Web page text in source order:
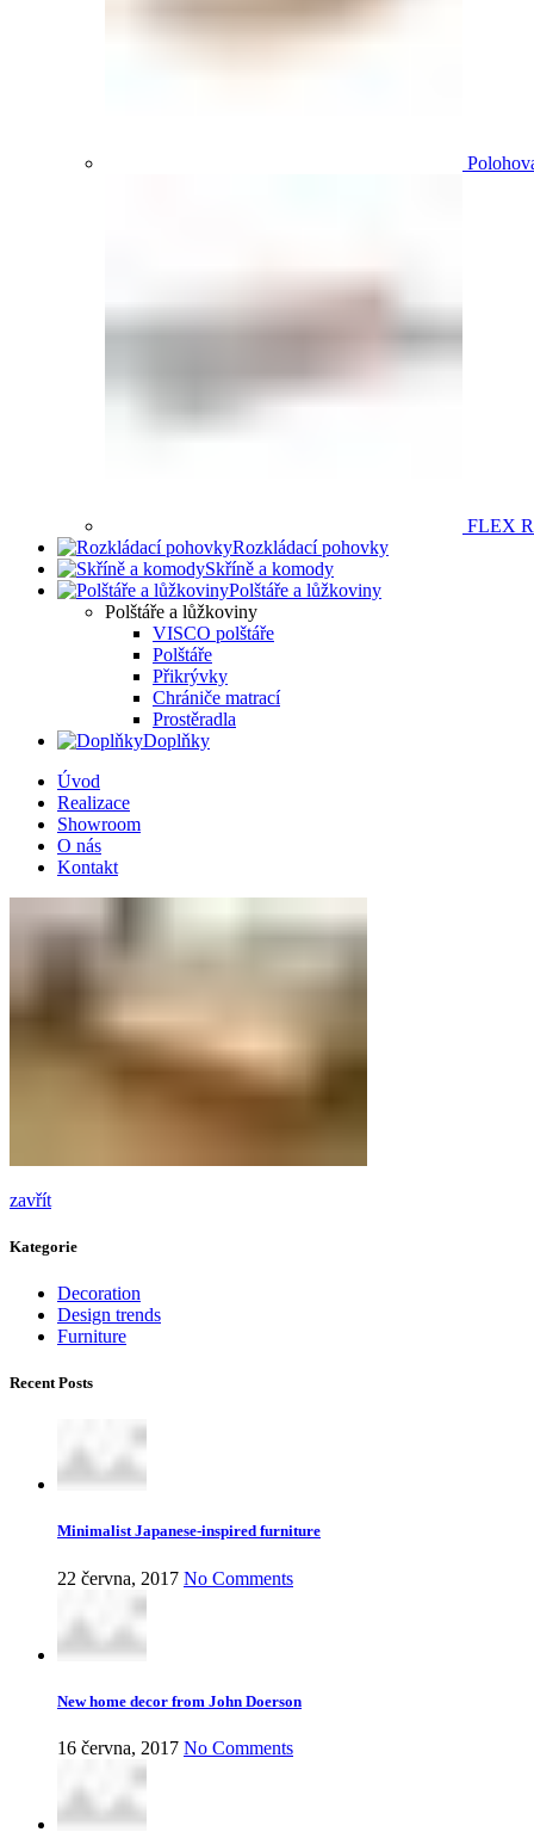
FLEX
Rozkládací pohovky
Skříně a komody
Polštáře a lůžkoviny
Polštáře a lůžkoviny
VISCO polštáře
Polštáře
Přikrývky
Chrániče matrací
Prostěradla
Doplňky
Úvod
Realizace
Showroom
O nás
Kontakt
zavřít
Kategorie
Decoration
Design trends
Furniture
Recent Posts
Minimalist Japanese-inspired furniture
22 června, 2017 No Comments
New home decor from John Doerson
16 června, 2017 No Comments